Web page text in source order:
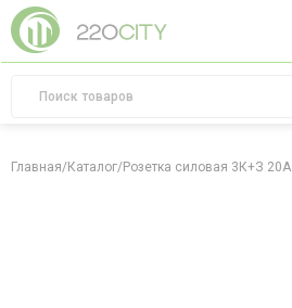
Главная/Каталог/Розетка силовая 3К+З 20А